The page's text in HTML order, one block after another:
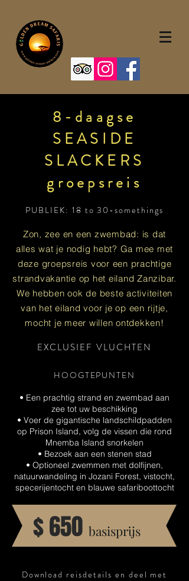
8-daagse
SEASIDE
SLACKERS
groepsreis
PUBLIEK: 18 to 30-somethings
Zon, zee en een zwembad: is dat
alles wat je nodig hebt? Ga mee met
deze groepsreis voor een prachtige
strandvakantie op het eiland Zanzibar.
We hebben ook de beste activiteiten
van het eiland voor je op een rijtje,
mocht je meer willen ontdekken!
EXCLUSIEF VLUCHTEN
HOOGTEPUNTEN
• Een prachtig strand en zwembad aan
zee tot uw beschikking
• Voer de gigantische landschildpadden
op Prison Island, volg de vissen die rond
Mnemba Island snorkelen
• Bezoek aan een stenen stad
• Optioneel zwemmen met dolfijnen,
natuurwandeling in Jozani Forest, vistocht,
specerijentocht en blauwe safariboottocht
$ 650 basisprijs
Download reisdetails en deel met